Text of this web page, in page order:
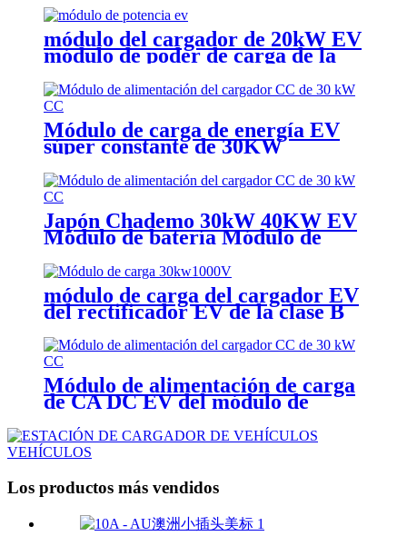
refrigeración 45Hz-65Hz
módulo del cargador de 20kW EV
módulo de poder de carga de la
CA y del modo de entrada dual
EV de DC
Módulo de carga de energía EV
súper constante de 30KW
UXR100030B
Japón Chademo 30kW 40KW EV
Módulo de batería Módulo de
constante
módulo de carga del cargador EV
del rectificador EV de la clase B
Módulo de alimentación de carga
de CA DC EV del módulo de
1000V
Los productos más vendidos